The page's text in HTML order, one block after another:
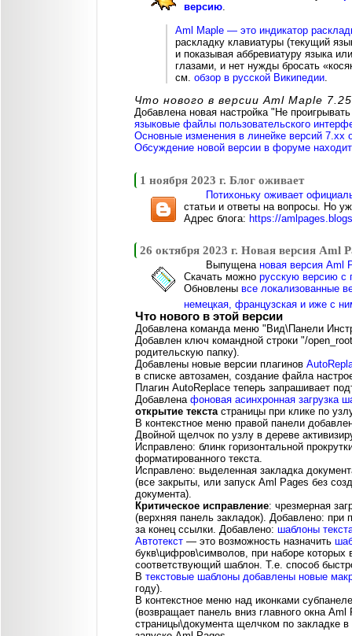
версию.
Aml Maple — это индикатор
раскладку клавиатуры (текущий
и показывая аббревиатуру языка
глазами, и нет нужды бросать
см. обзор в русской Википедии
Что нового в версии Aml Maple 7.25
Добавлена новая настройка "Не
языковые файлы пользовательского
Основные изменения в линейке версий 7.xx
Обсуждение новой версии в форуме
1 ноября 2023 г. Блог оживает
Потихоньку оживает
статьи и ответы на вопросы. Но
Адрес блога: https://
26 октября 2023 г. Новая версия Aml
Выпущена новая версия Aml
Скачать можно русскую версию с
Обновлены все локализованные
немецкая, французская и иже с
Что нового в этой версии
Добавлена команда меню "Вид\Панели
Добавлен ключ командной строки "/
родительскую папку).
Добавлены новые версии плагинов
в списке автозамен, создание файла
Плагин AutoReplace теперь запрашивает
Добавлена фоновая асинхронная загрузка
открытие текстастраницы при клике по
В контекстное меню правой панели
Двойной щелчок по узлу в дереве
Исправлено: блинк горизонтальной
форматированного текста.
Исправлено: выделенная закладка
(все закрыты, или запуск Aml Pages без
документа).
Критическое исправление: чрезмерная
(верхняя панель закладок). Добавлено: при
за конец ссылки. Добавлено: шаблоны
Автотекст — это возможность назначить
букв\цифров\символов, при наборе которых
соответствующий шаблон. Т.е. способ
В текстовые шаблоны добавлены новые
году).
В контекстное меню над иконками
(возвращает панель вниз главного окна
страницы\документа щелчком по закладке